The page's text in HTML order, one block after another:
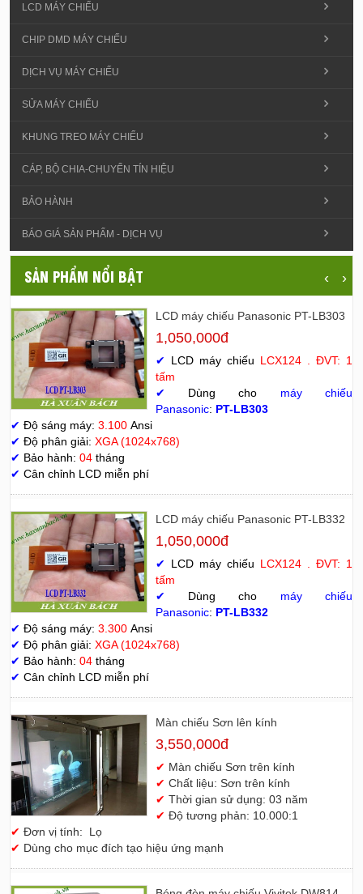
LCD MÁY CHIẾU
CHIP DMD MÁY CHIẾU
DỊCH VỤ MÁY CHIẾU
SỬA MÁY CHIẾU
KHUNG TREO MÁY CHIẾU
CÁP, BỘ CHIA-CHUYỂN TÍN HIỆU
BẢO HÀNH
BÁO GIÁ SẢN PHẨM - DỊCH VỤ
SẢN PHẨM NỔI BẬT ‹ ›
LCD máy chiếu Panasonic PT-LB303
1,050,000đ
✔ LCD máy chiếu LCX124 . ĐVT: 1
tấm
✔
Dùng cho máy chiếu
Panasonic: PT-LB303
✔ Độ sáng máy: 3.100 Ansi
✔ Độ phân giải: XGA (1024x768)
✔ Bảo hành: 04 tháng
✔ Cân chỉnh LCD miễn phí
LCD máy chiếu Panasonic PT-LB332
1,050,000đ
✔ LCD máy chiếu LCX124 . ĐVT: 1
tấm
✔
Dùng cho máy chiếu
Panasonic: PT-LB332
✔ Độ sáng máy: 3.300 Ansi
✔ Độ phân giải: XGA (1024x768)
✔ Bảo hành: 04 tháng
✔ Cân chỉnh LCD miễn phí
Màn chiếu Sơn lên kính
3,550,000đ
✔ Màn chiếu Sơn trên kính
✔ Chất liệu: Sơn trên kính
✔ Thời gian sử dụng: 03 năm
✔ Độ tương phản: 10.000:1
✔ Đơn vị tính: Lọ
✔ Dùng cho mục đích tạo hiệu ứng mạnh